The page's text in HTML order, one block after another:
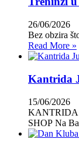
26/06/2026
Bez obzira
Read More »
Kantrida
15/06/2026
KANTRIDA
SHOP Na